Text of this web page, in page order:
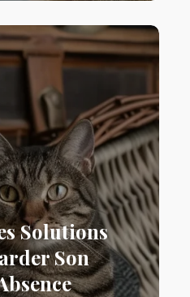
Solutions
Son